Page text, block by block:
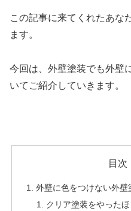
この記事に来てくれたあな
ます。
今回は、外壁塗装でも外壁
いてご紹介していきます。
目次
外壁に色をつけない外壁
クリア塗装をやった